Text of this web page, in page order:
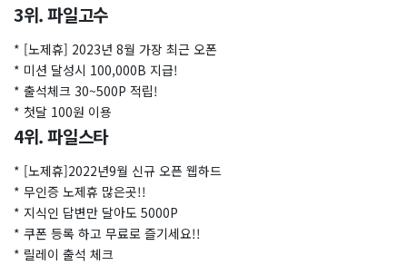
3위. 파일고수
* [노제휴] 2023년 8월 가장 최근 오폰
* 미션 달성시 100,000B 지급!
* 출석체크 30~500P 적립!
* 첫달 100원 이용
4위. 파일스타
* [노제휴]2022년9월 신규 오픈 웹하드
* 무인증 노제휴 많은곳!!
* 지식인 답변만 달아도 5000P
* 쿠폰 등록 하고 무료로 즐기세요!!
* 릴레이 출석 체크